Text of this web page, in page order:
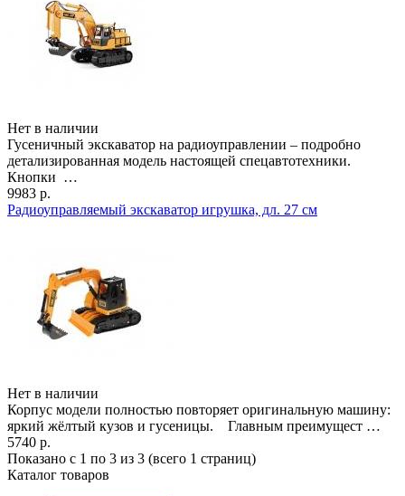
Нет в наличии
Гусеничный экскаватор на радиоуправлении – подробно
детализированная модель настоящей спецавтотехники.
Кнопки …
9983 р.
Радиоуправляемый экскаватор игрушка, дл. 27 см
Нет в наличии
Корпус модели полностью повторяет оригинальную машину:
яркий жёлтый кузов и гусеницы. Главным преимущест …
5740 р.
Показано с 1 по 3 из 3 (всего 1 страниц)
Каталог товаров